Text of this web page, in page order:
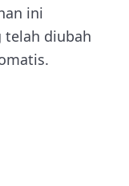
ini
telah diubah